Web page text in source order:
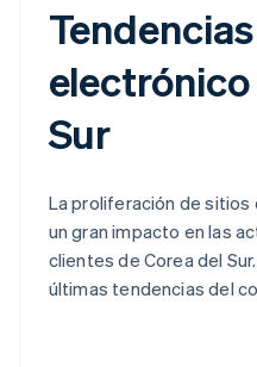
electrónico
Sur
La proliferación de
un gran impacto en las
clientes de Corea del
últimas tendencias del